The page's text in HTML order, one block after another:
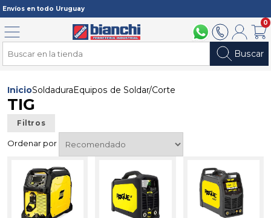
Envíos en todo Uruguay
094 211 1122902 2902Mi cuenta
0
Buscar
Menú
InicioSoldadura Equipos de Soldar/Corte
TIG
Filtros
Ordenar por